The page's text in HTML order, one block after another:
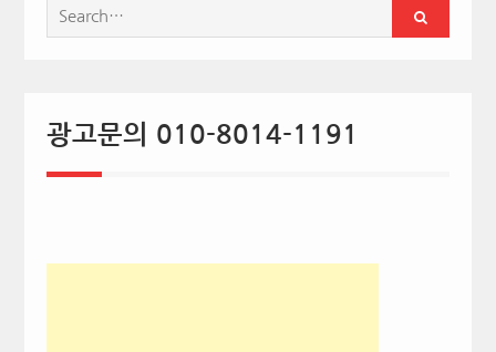
Search
for:
광고문의 010-8014-1191